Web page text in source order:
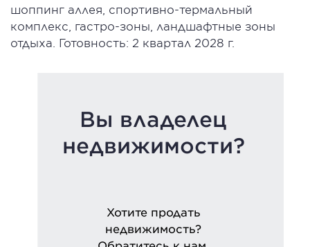
шоппинг аллея, спортивно-термальный
комплекс, гастро-зоны, ландшафтные зоны
отдыха. Готовность: 2 квартал 2028 г.
Вы владелец
недвижимости?
Хотите продать
недвижимость?